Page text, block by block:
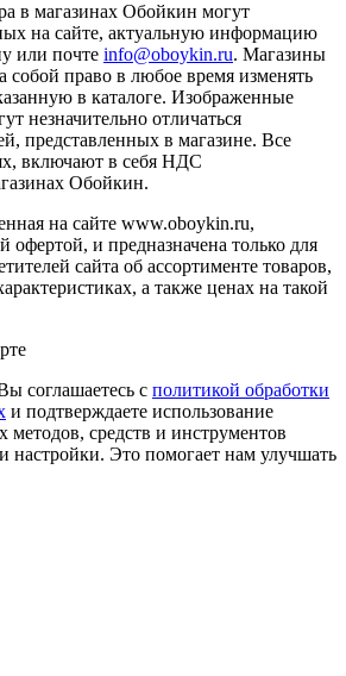
в магазинах Обойкин могут
на сайте, актуальную информацию
или почте info@oboykin.ru. Магазины
собой право в любое время изменять
в каталоге. Изображенные
незначительно отличаться
представленных в магазине. Все
включают в себя НДС
Обойкин.
на сайте www.oboykin.ru,
офертой, и предназначена только для
сайта об ассортименте товаров,
а также ценах на такой
соглашаетесь с политикой обработки
и подтверждаете использование
средств и инструментов
настройки. Это помогает нам улучшать